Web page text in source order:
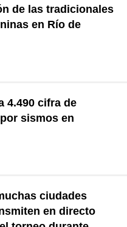
de las tradicionales
en Río de
4.490 cifra de
sismos en
ciudades
en directo